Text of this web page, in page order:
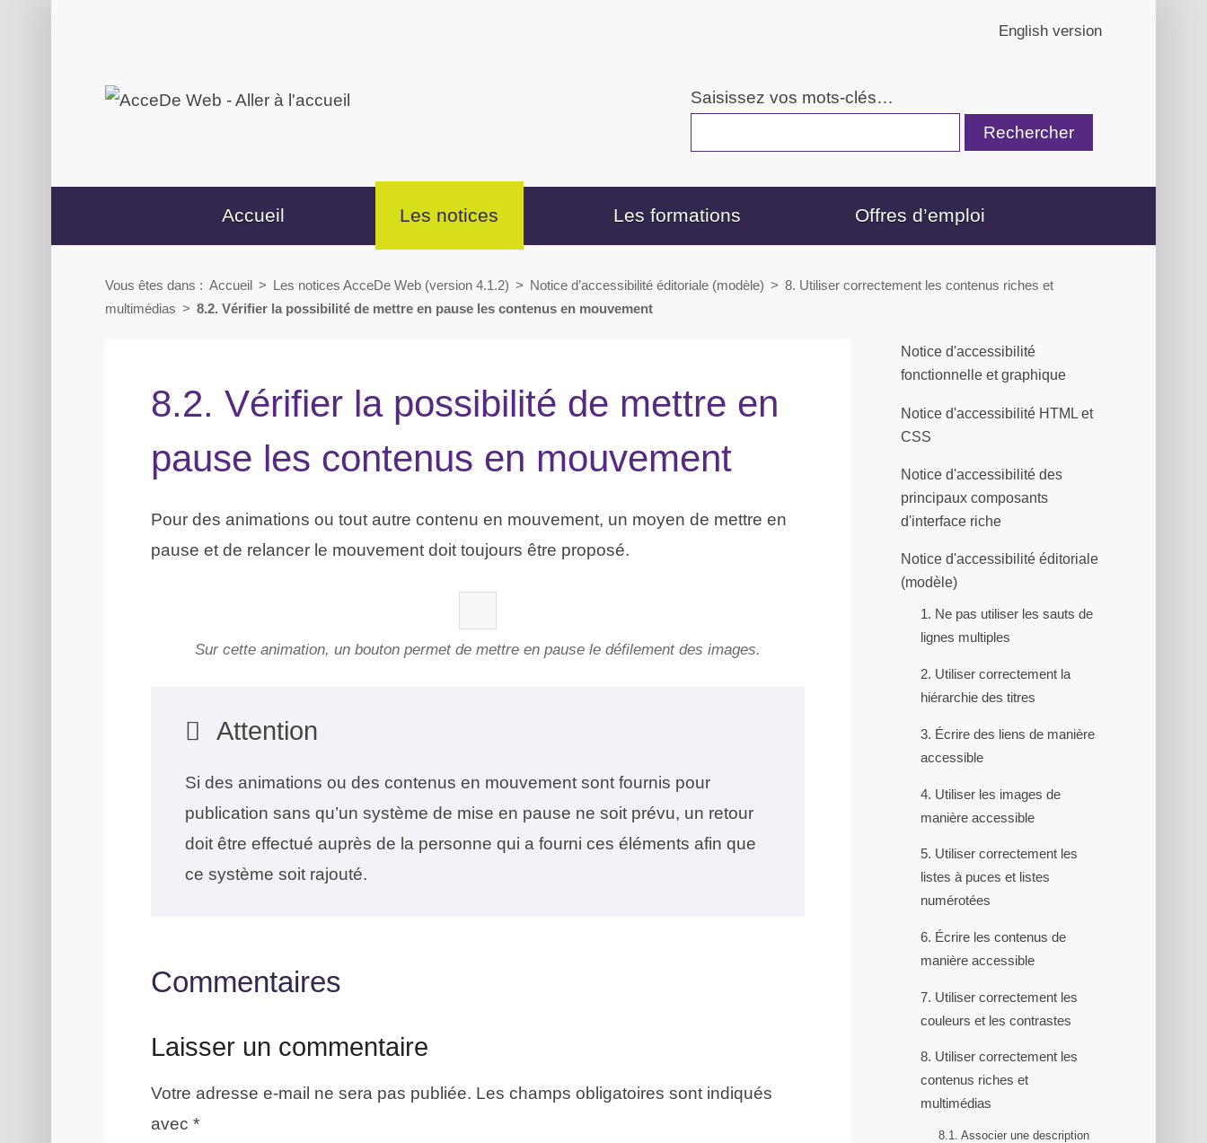
contenu
English version
Saisissez vos mots-clés…
Accueil Les notices Les formations Offres d’emploi
Vous êtes dans : Accueil > Les notices AcceDe Web (version 4.1.2) > Notice d’accessibilité éditoriale (modèle) > 8. Utiliser correctement les contenus riches et
multimédias > 8.2. Vérifier la possibilité de mettre en pause les contenus en mouvement
8.2. Vérifier la possibilité de mettre en
pause les contenus en mouvement
Pour des animations ou tout autre contenu en mouvement, un moyen de mettre en
pause et de relancer le mouvement doit toujours être proposé.
Sur cette animation, un bouton permet de mettre en pause le défilement des images.
Attention
Si des animations ou des contenus en mouvement sont fournis pour
publication sans qu’un système de mise en pause ne soit prévu, un retour
doit être effectué auprès de la personne qui a fourni ces éléments afin que
ce système soit rajouté.
Commentaires
Laisser un commentaire
Votre adresse e-mail ne sera pas publiée. Les champs obligatoires sont indiqués
avec *
Notice d'accessibilité
fonctionnelle et graphique
Notice d'accessibilité HTML et
CSS
Notice d'accessibilité des
principaux composants
d'interface riche
Notice d'accessibilité éditoriale
(modèle)
1. Ne pas utiliser les sauts de
lignes multiples
2. Utiliser correctement la
hiérarchie des titres
3. Écrire des liens de manière
accessible
4. Utiliser les images de
manière accessible
5. Utiliser correctement les
listes à puces et listes
numérotées
6. Écrire les contenus de
manière accessible
7. Utiliser correctement les
couleurs et les contrastes
8. Utiliser correctement les
contenus riches et
multimédias
8.1. Associer une description